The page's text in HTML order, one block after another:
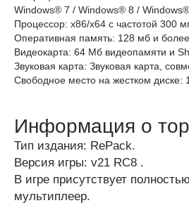
Windows® 7 / Windows® 8 /
Процессор: x86/x64 с частотой 300
Оперативная память: 128 мб и более.
Видеокарта: 64 Мб видеопамяти и
Звуковая карта: Звуковая карта,
Свободное место на жестком диске:
Информация о
Тип издания: RePack.
Версия игры: v21 RC8 .
В игре присутствует
мультиплеер.